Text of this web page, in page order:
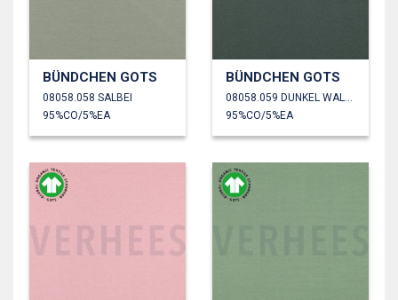
BÜNDCHEN GOTS
08058.058 SALBEI
95%CO/5%EA
BÜNDCHEN GOTS
95%CO/5%EA